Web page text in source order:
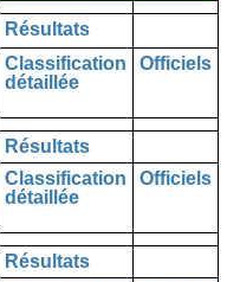
Résultats
Classification
détaillée
Officiels
Résultats
Classification
détaillée
Officiels
Résultats